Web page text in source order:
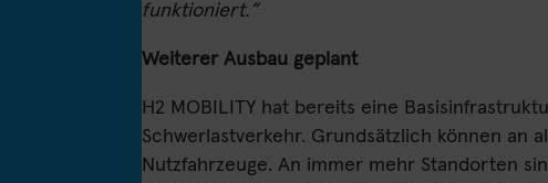
funktioniert.“
Weiterer Ausbau geplant
H2 MOBILITY hat bereits eine
Schwerlastverkehr. Grundsätzlich können an
Nutzfahrzeuge. An immer mehr Standorten